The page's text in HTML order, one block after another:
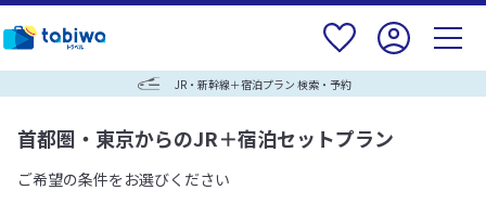
JR・新幹線＋宿泊プラン 検索・予約
首都圏・東京からのJR＋宿泊セットプラン
ご希望の条件をお選びください